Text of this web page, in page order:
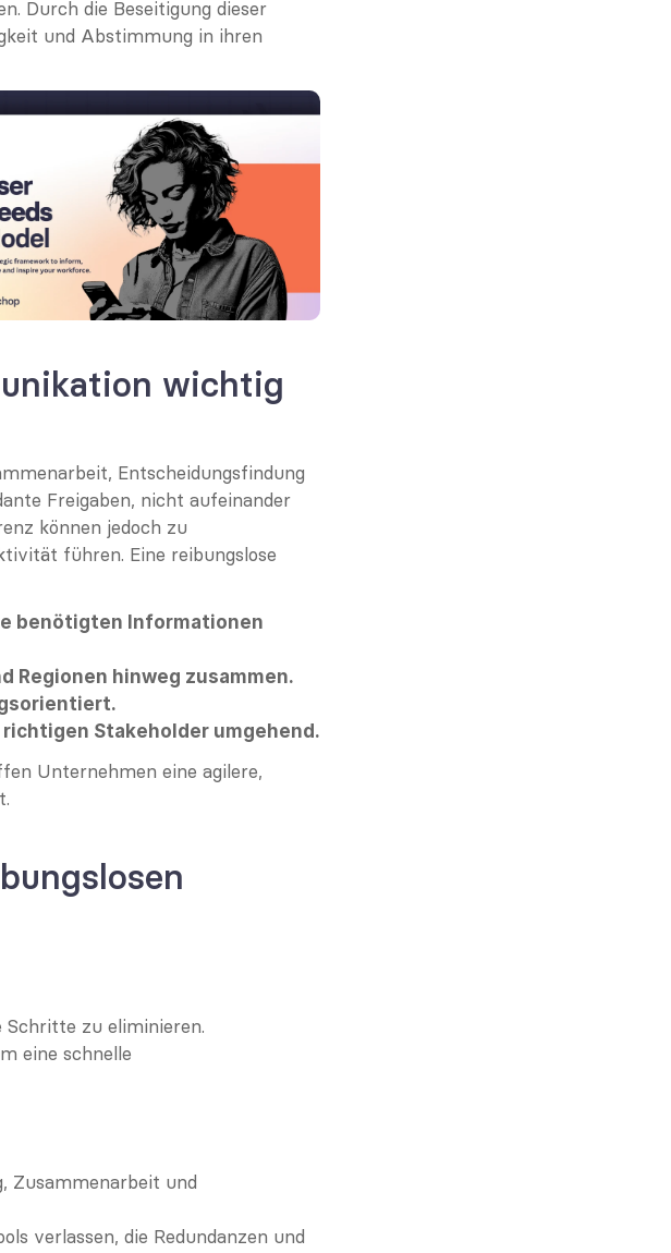
Durch die Beseitigung dieser
und Abstimmung in ihren
wichtig
Entscheidungsfindung
Freigaben, nicht aufeinander
können jedoch zu
führen. Eine reibungslose
benötigten Informationen
Regionen hinweg zusammen.
Stakeholder umgehend.
Unternehmen eine agilere,
zu eliminieren.
eine schnelle
Zusammenarbeit und
verlassen, die Redundanzen und